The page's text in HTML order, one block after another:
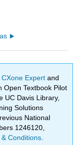
CXone Expertand
Open Textbook Pilot
UC Davis Library,
Solutions
National
1246120,
& Conditions